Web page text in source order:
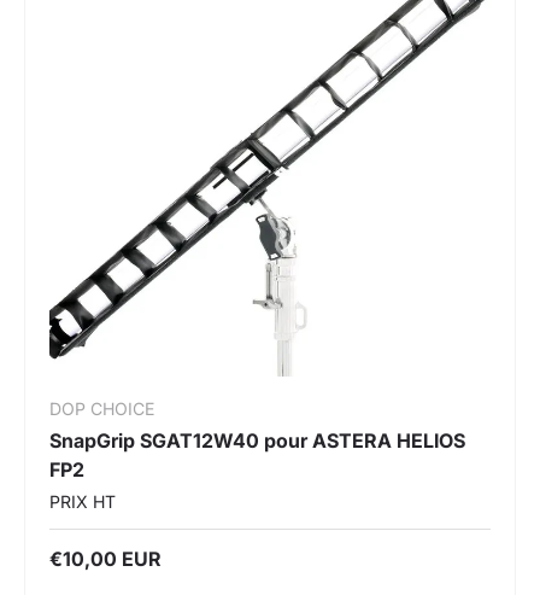
DOP CHOICE
SnapGrip SGAT12W40 pour ASTERA HELIOS
FP2
PRIX HT
€10,00 EUR